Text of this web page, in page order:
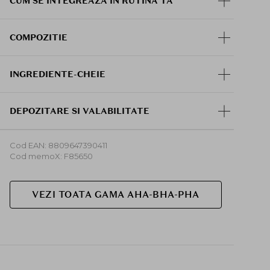
COMPOZITIE
INGREDIENTE-CHEIE
DEPOZITARE SI VALABILITATE
Cod EAN: 8809647390411
Cod memoX: F85650
VEZI TOATA GAMA AHA-BHA-PHA